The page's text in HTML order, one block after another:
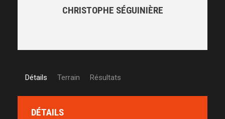
CHRISTOPHE SÉGUINIÈRE
Détails Terrain Résultats
DÉTAILS